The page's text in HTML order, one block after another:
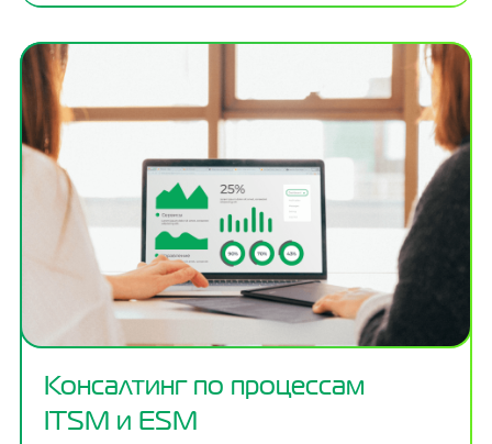
Консалтинг по процессам
ITSM и ESM